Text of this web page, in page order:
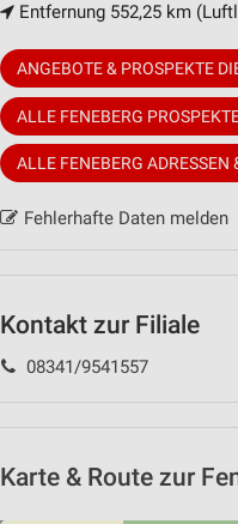
Entfernung 552,25 km
ANGEBOTE & PROSPEKTE
ALLE FENEBERG
ALLE FENEBERG ADRESSEN
Fehlerhafte Daten melden
Kontakt zur Filiale
08341/9541557
Karte & Route zur